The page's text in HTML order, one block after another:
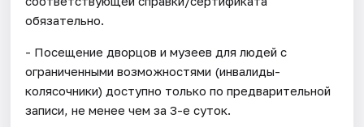
обязательно.
- Посещение дворцов и музеев для людей с
ограниченными возможностями (инвалиды-
колясочники) доступно только по предварительной
записи, не менее чем за 3-е суток.